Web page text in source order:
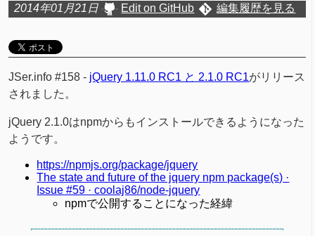
2014年01月21日 Edit on GitHub 編集履歴を見る
JSer.info #158 - jQuery 1.11.0 RC1 と 2.1.0 RC1がリリース
されました。
jQuery 2.1.0はnpmからもインストールできるようになった
ようです。
https://npmjs.org/package/jquery
The state and future of the jquery npm package(s) ·
Issue #59 · coolaj86/node-jquery
npmで公開することになった経緯